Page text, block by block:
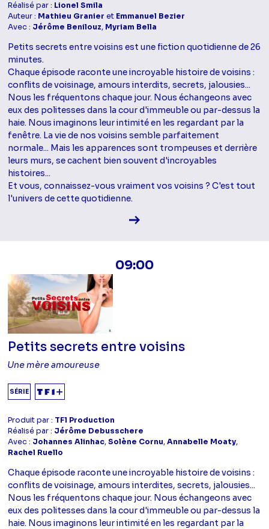
Réalisé par : Lionel Smila
Auteur : Mathieu Granier et Emmanuel Bezier
Avec : Jérôme Benilouz, Myriam Bella
Petits secrets entre voisins est une fiction quotidienne de 26
minutes.
Chaque épisode raconte une incroyable histoire de voisins :
conflits de voisinage, amours interdits, secrets, jalousies...
Nous les fréquentons chaque jour. Nous échangeons avec
eux des politesses dans la cour d'immeuble ou par-dessus la
haie. Nous imaginons leur intimité en les regardant par la
fenêtre. La vie de nos voisins semble parfaitement
normale... Mais les apparences sont trompeuses et derrière
leurs murs, se cachent bien souvent d'incroyables
histoires...
Et vous, connaissez-vous vraiment vos voisins ? C'est tout
l'univers de cette quotidienne.
Voir la fiche diffusion
09:00
Petits secrets entre voisins
Une mère amoureuse
SÉRIE
Produit par : TF1 Production
Réalisé par : Jérôme Debusschere
Avec : Johannes Alinhac,Solène Cornu,Annabelle Moaty,
Rachel Ruello
Chaque épisode raconte une incroyable histoire de voisins :
conflits de voisinage, amours interdites, secrets, jalousies...
Nous les fréquentons chaque jour. Nous échangeons avec
eux des politesses dans la cour d'immeuble ou par-dessus la
haie. Nous imaginons leur intimité en les regardant par la